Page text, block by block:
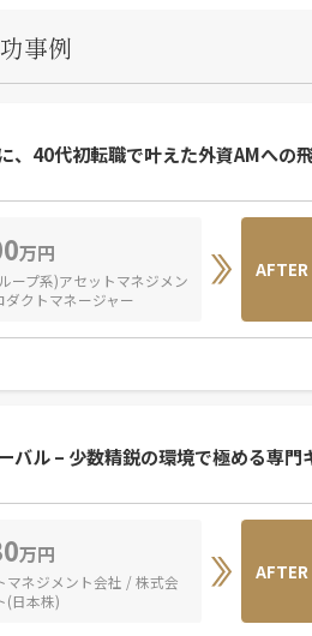
事例
、40代初転職で叶えた外資AMへの
万円
ープ系)アセットマネジメン
ダクトマネージャー
AFTER
ル – 少数精鋭の環境で極める専門
万円
マネジメント会社 / 株式会
(日本株)
AFTER